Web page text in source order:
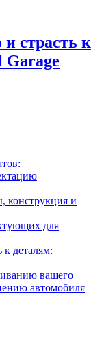
страсть к
Garage
конструкция и
для
к деталям:
вашего
автомобиля